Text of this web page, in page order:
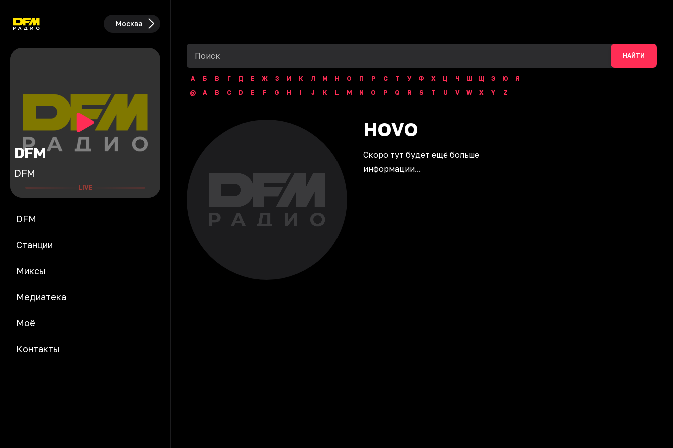
Москва
DFM
DFM
LIVE
DFM
Станции
Миксы
Медиатека
Моё
Контакты
НАЙТИ
А Б В Г Д Е Ж З И К Л М Н О П Р С Т У Ф Х Ц Ч Ш Щ Э Ю
Я
@
A B C D E F G H I J K L M N O P Q R S T U V W X Y Z
HOVO
Скоро тут будет ещё больше
информации...